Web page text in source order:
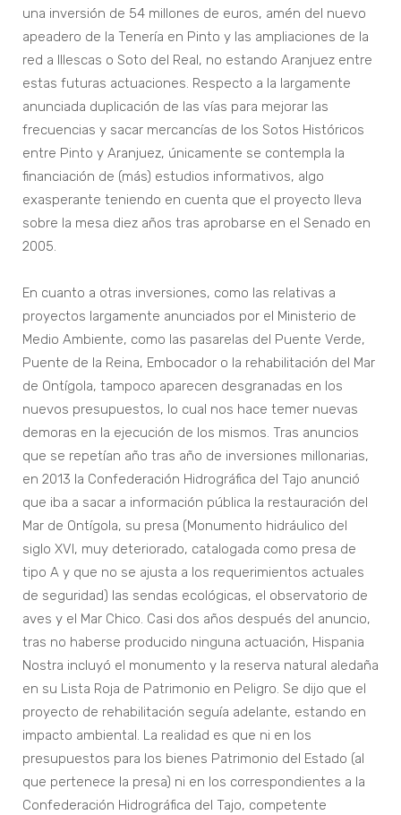
una inversión de 54 millones de euros, amén del nuevo
apeadero de la Tenería en Pinto y las ampliaciones de la
red a Illescas o Soto del Real, no estando Aranjuez entre
estas futuras actuaciones. Respecto a la largamente
anunciada duplicación de las vías para mejorar las
frecuencias y sacar mercancías de los Sotos Históricos
entre Pinto y Aranjuez, únicamente se contempla la
financiación de (más) estudios informativos, algo
exasperante teniendo en cuenta que el proyecto lleva
sobre la mesa diez años tras aprobarse en el Senado en
2005.
En cuanto a otras inversiones, como las relativas a
proyectos largamente anunciados por el Ministerio de
Medio Ambiente, como las pasarelas del Puente Verde,
Puente de la Reina, Embocador o la rehabilitación del Mar
de Ontígola, tampoco aparecen desgranadas en los
nuevos presupuestos, lo cual nos hace temer nuevas
demoras en la ejecución de los mismos. Tras anuncios
que se repetían año tras año de inversiones millonarias,
en 2013 la Confederación Hidrográfica del Tajo anunció
que iba a sacar a información pública la restauración del
Mar de Ontígola, su presa (Monumento hidráulico del
siglo XVI, muy deteriorado, catalogada como presa de
tipo A y que no se ajusta a los requerimientos actuales
de seguridad) las sendas ecológicas, el observatorio de
aves y el Mar Chico. Casi dos años después del anuncio,
tras no haberse producido ninguna actuación, Hispania
Nostra incluyó el monumento y la reserva natural aledaña
en su Lista Roja de Patrimonio en Peligro. Se dijo que el
proyecto de rehabilitación seguía adelante, estando en
impacto ambiental. La realidad es que ni en los
presupuestos para los bienes Patrimonio del Estado (al
que pertenece la presa) ni en los correspondientes a la
Confederación Hidrográfica del Tajo, competente